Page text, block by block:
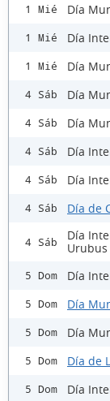
1 Mié Día
1 Mié Día
1 Mié Día
4 Sáb Día
4 Sáb Día
4 Sáb Día
4 Sáb Día
4 Sáb Día de
4 Sáb
Día
Urubus
5 Dom Día
5 Dom Día
5 Dom Día
5 Dom Día de
5 Dom Día